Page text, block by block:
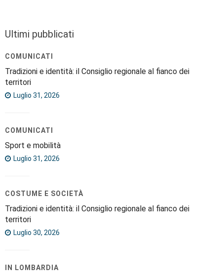
Ultimi pubblicati
COMUNICATI
Tradizioni e identità: il Consiglio regionale al fianco dei
territori
Luglio 31, 2026
COMUNICATI
Sport e mobilità
Luglio 31, 2026
COSTUME E SOCIETÀ
Tradizioni e identità: il Consiglio regionale al fianco dei
territori
Luglio 30, 2026
IN LOMBARDIA